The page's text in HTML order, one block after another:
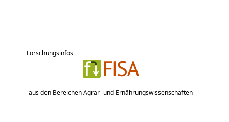
Forschungsinfos
aus den Bereichen Agrar- und Ernährungswissenschaften